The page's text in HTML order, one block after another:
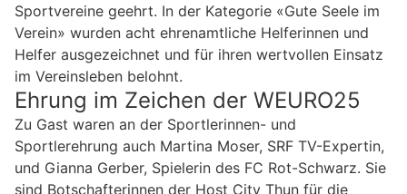
Sportvereine geehrt. In der Kategorie «Gute Seele im
Verein» wurden acht ehrenamtliche Helferinnen und
Helfer ausgezeichnet und für ihren wertvollen Einsatz
im Vereinsleben belohnt.
Ehrung im Zeichen der WEURO25
Zu Gast waren an der Sportlerinnen- und
Sportlerehrung auch Martina Moser, SRF TV-Expertin,
und Gianna Gerber, Spielerin des FC Rot-Schwarz. Sie
sind Botschafterinnen der Host City Thun für die